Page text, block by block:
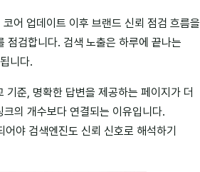
코어 업데이트 이후 브랜드 신뢰 점검 흐름을
점검합니다. 검색 노출은 하루에 끝나는
니다.
준, 명확한 답변을 제공하는 페이지가 더
의 개수보다 연결되는 이유입니다.
야 검색엔진도 신뢰 신호로 해석하기